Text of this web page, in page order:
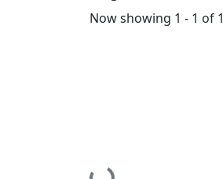
Now showing 1 - 1 of 1